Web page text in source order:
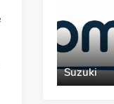
Suzuki